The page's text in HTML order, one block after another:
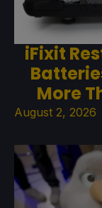
iFixit
More
August 2, 2026